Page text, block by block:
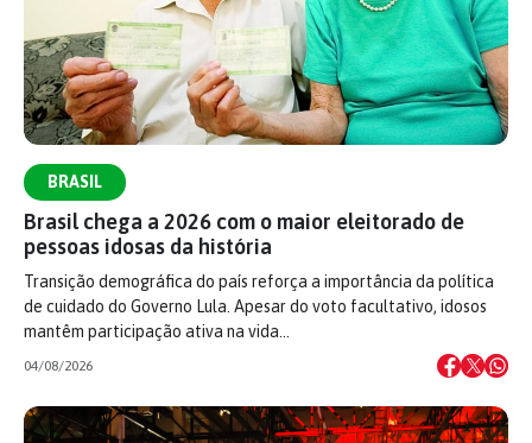
BRASIL
Brasil chega a 2026 com o maior eleitorado de
pessoas idosas da história
Transição demográfica do país reforça a importância da política
de cuidado do Governo Lula. Apesar do voto facultativo, idosos
mantêm participação ativa na vida…
04/08/2026